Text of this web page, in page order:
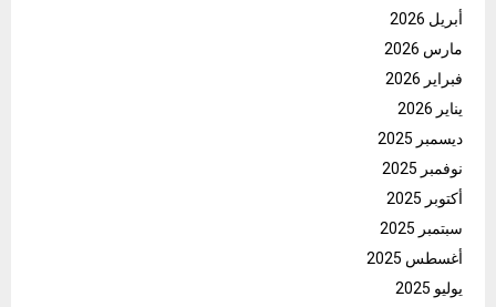
أبريل 2026
مارس 2026
فبراير 2026
يناير 2026
ديسمبر 2025
نوفمبر 2025
أكتوبر 2025
سبتمبر 2025
أغسطس 2025
يوليو 2025